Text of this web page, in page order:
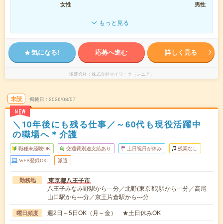
女性
男性
もっと見る
気になる! 応募へ進む 詳しく見る
派遣会社 株式会社マイワーク（シニア）
未読
NEW
掲載日 2026/08/07
＼10年後にも残る仕事／～60代も現役活躍中
の職場へ＊介護
職種未経験OK 交通費別途支給あり 土日祝日が休み 残業なし
WEB登録OK 派遣
勤務地 東京都八王子市
八王子みなみ野駅から---分／北野(東京都)駅から---分／高尾
山口駅から---分／京王片倉駅から---分
曜日頻度 週2日～5日OK（月～金） ★土日休みOK